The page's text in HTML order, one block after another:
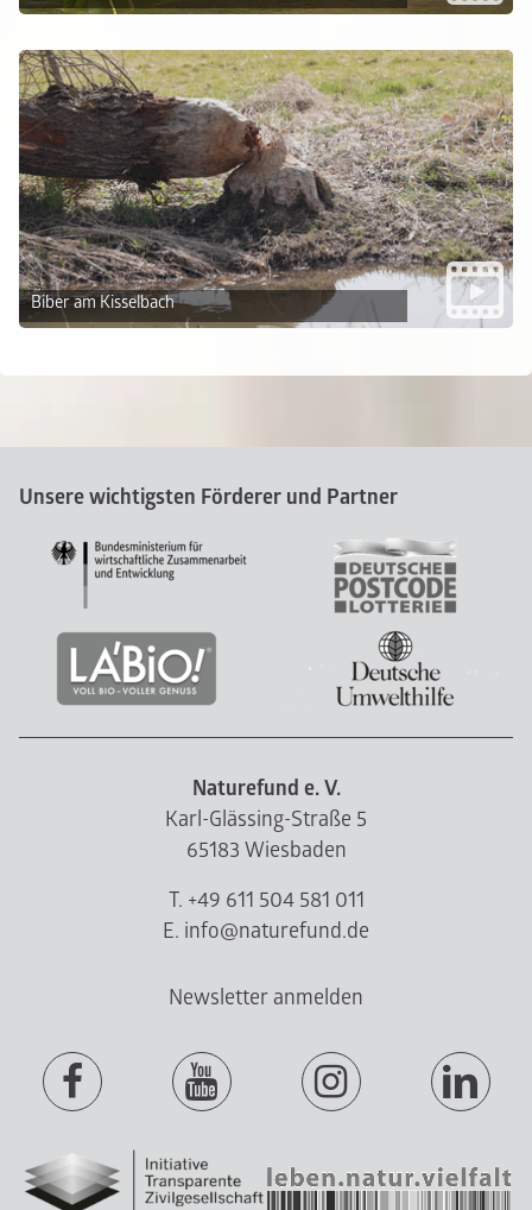
Biber am Kisselbach
Unsere wichtigsten Förderer und Partner
Naturefund e. V.
Karl-Glässing-Straße 5
65183 Wiesbaden
T. +49 611 504 581 011
E. info@naturefund.de
Newsletter anmelden